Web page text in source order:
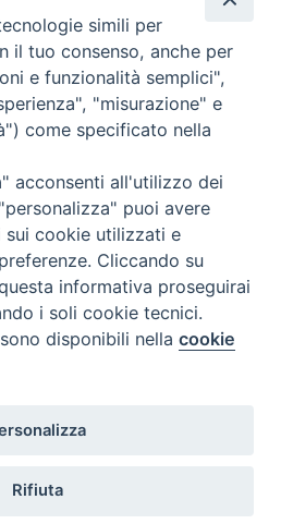
la morte di S.E.R. Mons. Agostino
Aggregazioni Laicali di Castellaneta
comunicati stampa
di Castellaneta
simili per
il tuo consenso, anche per
e funzionalità semplici",
"misurazione" e
come specificato nella
acconsenti all'utilizzo dei
puoi avere
cookie utilizzati e
Cliccando su
informativa proseguirai
i soli cookie tecnici.
disponibili nellacookie
Rifiuta